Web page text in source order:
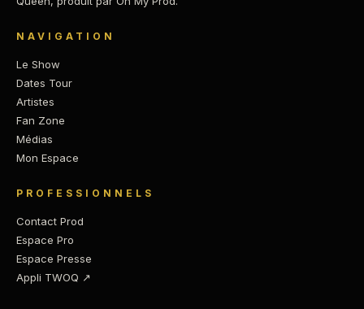
NAVIGATION
Le Show
Dates Tour
Artistes
Fan Zone
Médias
Mon Espace
PROFESSIONNELS
Contact Prod
Espace Pro
Espace Presse
Appli TWOQ ↗